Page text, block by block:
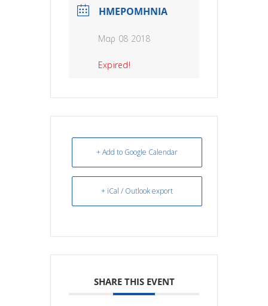
ΗΜΕΡΟΜΗΝΙΑ
Μαρ 08 2018
Expired!
+ Add to Google Calendar
+ iCal / Outlook export
SHARE THIS EVENT